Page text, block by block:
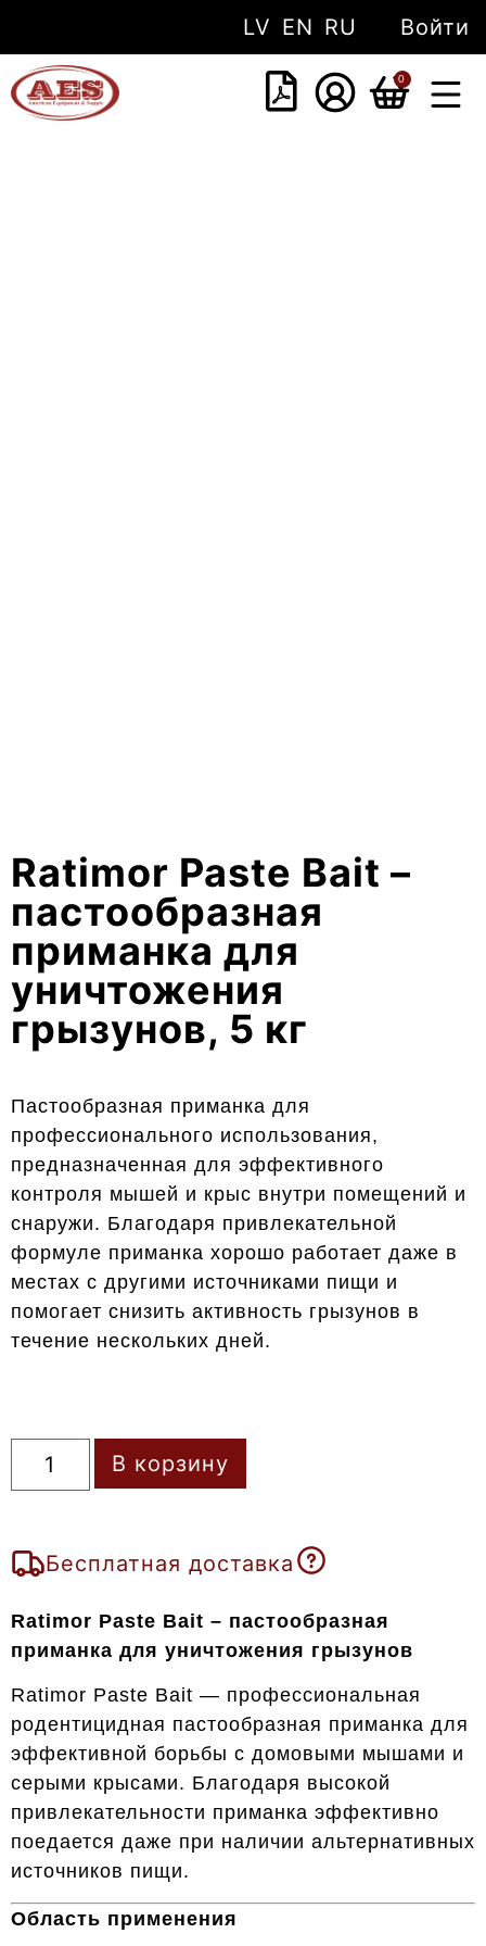
LV EN RU Войти
0
Ratimor Paste Bait –
пастообразная
приманка для
уничтожения
грызунов, 5 кг
Пастообразная приманка для
профессионального использования,
предназначенная для эффективного
контроля мышей и крыс внутри помещений и
снаружи. Благодаря привлекательной
формуле приманка хорошо работает даже в
местах с другими источниками пищи и
помогает снизить активность грызунов в
течение нескольких дней.
В корзину
Бесплатная доставка
Ratimor Paste Bait – пастообразная
приманка для уничтожения грызунов
Ratimor Paste Bait — профессиональная
родентицидная пастообразная приманка для
эффективной борьбы с домовыми мышами и
серыми крысами. Благодаря высокой
привлекательности приманка эффективно
поедается даже при наличии альтернативных
источников пищи.
Область применения